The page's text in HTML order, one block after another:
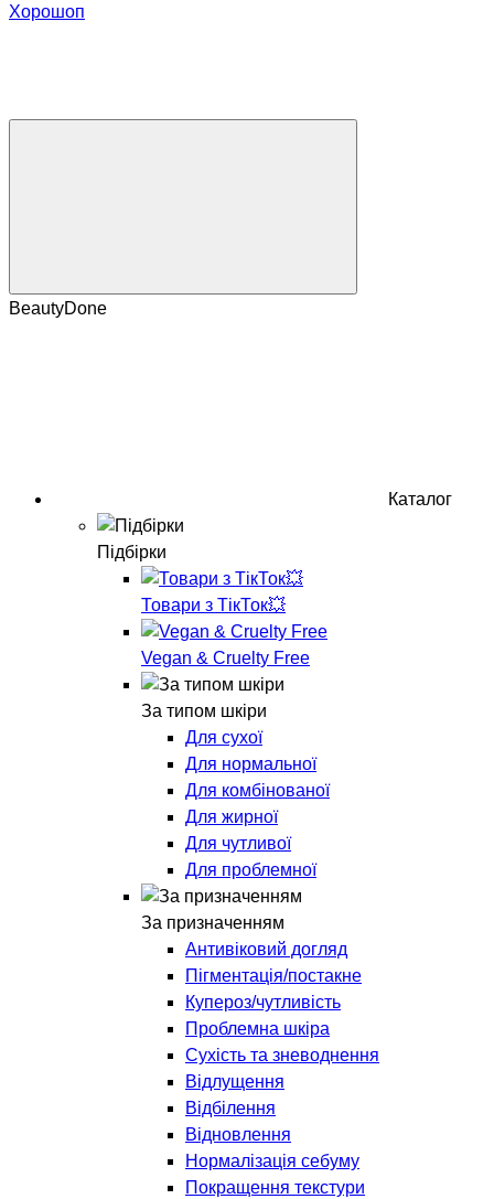
Хорошоп
BeautyDone
Каталог
Підбірки
Товари з ТікТок💥
Vegan & Cruelty Free
За типом шкіри
Для сухої
Для нормальної
Для комбінованої
Для жирної
Для чутливої
Для проблемної
За призначенням
Антивіковий догляд
Пігментація/постакне
Купероз/чутливість
Проблемна шкіра
Сухість та зневоднення
Відлущення
Відбілення
Відновлення
Нормалізація себуму
Покращення текстури